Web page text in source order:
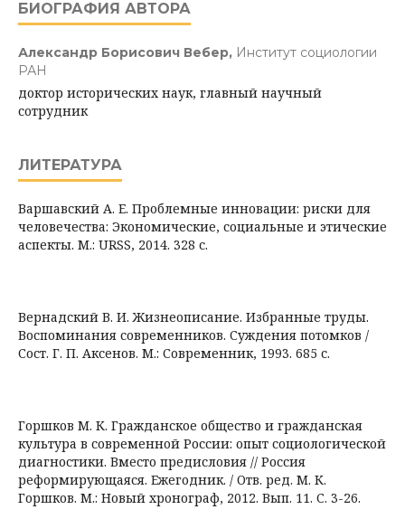
БИОГРАФИЯ АВТОРА
Александр Борисович Вебер, Институт социологии
РАН
доктор исторических наук, главный научный
сотрудник
ЛИТЕРАТУРА
Варшавский А. Е. Проблемные инновации: риски для
человечества: Экономические, социальные и этические
аспекты. М.: URSS, 2014. 328 с.
Вернадский В. И. Жизнеописание. Избранные труды.
Воспоминания современников. Суждения потомков /
Сост. Г. П. Аксенов. М.: Современник, 1993. 685 с.
Горшков М. К. Гражданское общество и гражданская
культура в современной России: опыт социологической
диагностики. Вместо предисловия // Россия
реформирующаяся. Ежегодник. / Отв. ред. М. К.
Горшков. М.: Новый хронограф, 2012. Вып. 11. С. 3-26.